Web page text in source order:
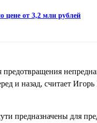
цене от 3,2 млн рублей
и назад, считает
предназначены для